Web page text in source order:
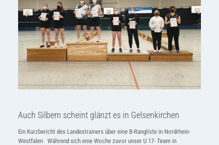
Auch Silbern scheint glänzt es in Gelsenkirchen
Ein Kurzbericht des Landestrainers über eine B-Rangliste in Nordrhein-
Westfalen Während sich eine Woche zuvor unser U 17- Team in